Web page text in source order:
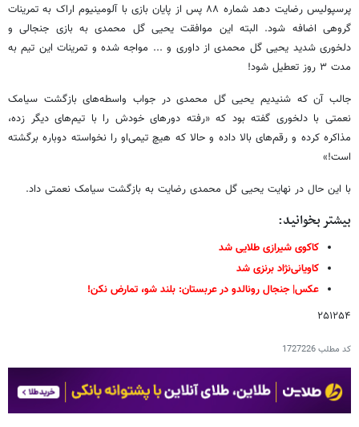
پرسپولیس رضایت دهد شماره ۸۸ پس از پایان بازی با آلومینیوم اراک به تمرینات
گروهی اضافه شود. البته این موافقت یحیی گل محمدی به بازی جنجالی و
دلخوری شدید یحیی گل محمدی از داوری و ... مواجه شده و تمرینات این تیم به
مدت ۳ روز تعطیل شود!
جالب آن که شنیدیم یحیی گل محمدی در جواب واسطه‌های بازگشت سیامک
نعمتی با دلخوری گفته بود که «رفته دورهای خودش را با تیم‌های دیگر زده،
مذاکره کرده و رقم‌های بالا داده و حالا که هیچ تیمی‌او را نخواسته دوباره برگشته
است!»
با این حال در نهایت یحیی گل محمدی رضایت به بازگشت سیامک نعمتی داد.
بیشتر بخوانید:
کاکوی شیرازی طلایی شد
کاویانی‌نژاد برنزی شد
عکس| جنجال رونالدو در عربستان: بلند شو، تمارض نکن!
۲۵۱۲۵۴
کد مطلب1727226